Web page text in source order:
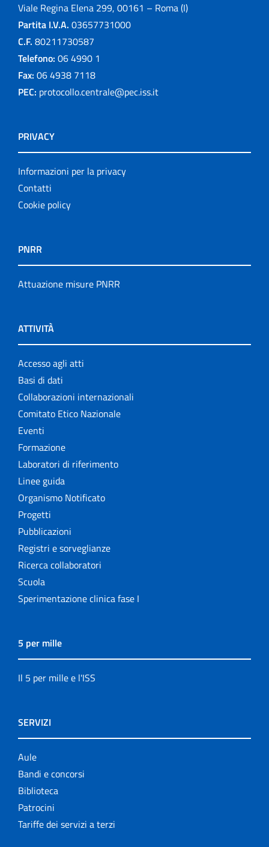
Viale Regina Elena 299, 00161 – Roma (I)
Partita I.V.A. 03657731000
C.F. 80211730587
Telefono: 06 4990 1
Fax: 06 4938 7118
PEC: protocollo.centrale@pec.iss.it
PRIVACY
Informazioni per la privacy
Contatti
Cookie policy
PNRR
Attuazione misure PNRR
ATTIVITÀ
Accesso agli atti
Basi di dati
Collaborazioni internazionali
Comitato Etico Nazionale
Eventi
Formazione
Laboratori di riferimento
Linee guida
Organismo Notificato
Progetti
Pubblicazioni
Registri e sorveglianze
Ricerca collaboratori
Scuola
Sperimentazione clinica fase I
5 per mille
Il 5 per mille e l'ISS
SERVIZI
Aule
Bandi e concorsi
Biblioteca
Patrocini
Tariffe dei servizi a terzi